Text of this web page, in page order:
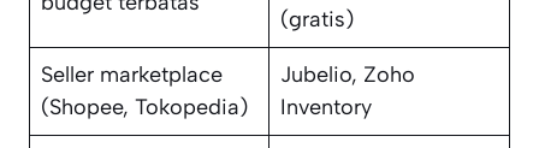
(gratis)
Seller marketplace
(Shopee, Tokopedia)
Jubelio, Zoho
Inventory